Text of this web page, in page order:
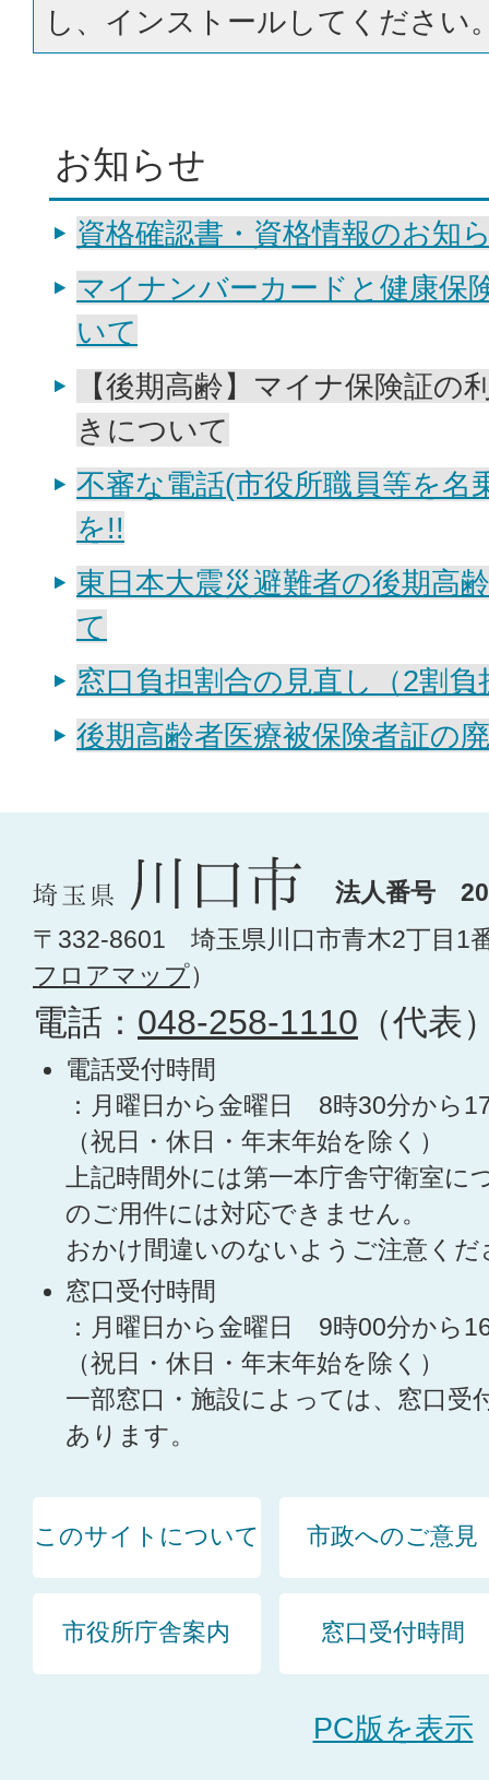
し、インストールしてください
お知らせ
資格確認書・資格情報のお知
マイナンバーカードと健康保
いて
【後期高齢】マイナ保険証の
きについて
不審な電話(市役所職員等を名
を!!
東日本大震災避難者の後期高
て
窓口負担割合の見直し（2割
後期高齢者医療被保険者証の
法人番号
〒332-8601 埼玉県川口市青木2丁目1
フロアマップ）
電話： 048-258-1110 （代表
電話受付時間
：月曜日から金曜日 8時30分から
（祝日・休日・年末年始を除く）
上記時間外には第一本庁舎守衛室
のご用件には対応できません。
おかけ間違いのないようご注意くだ
窓口受付時間
：月曜日から金曜日 9時00分から
（祝日・休日・年末年始を除く）
一部窓口・施設によっては、窓口受
あります。
このサイトについて 市政へのご意見
市役所庁舎案内 窓口受付時間
PC版を表示